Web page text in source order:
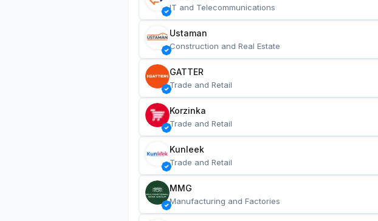
IT and Telecommunications
Ustaman
Construction and Real Estate
GATTER
Trade and Retail
Korzinka
Trade and Retail
Kunleek
Trade and Retail
MMG
Manufacturing and Factories